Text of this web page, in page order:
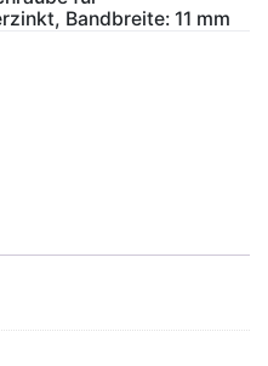
Bandbreite: 11 mm